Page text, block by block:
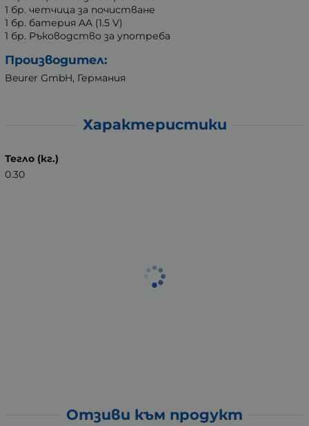
1 бр. четчица за почистване
1 бр. батерия AA (1.5 V)
1 бр. Ръководство за употреба
Производител:
Beurer GmbH, Германия
Характеристики
Тегло (кг.)
0.30
Отзиви към продукт